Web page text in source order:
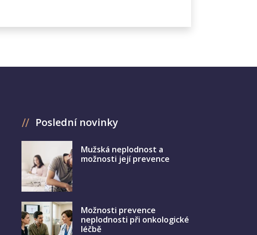
Poslední novinky
Mužská neplodnost a
možnosti její prevence
Možnosti prevence
neplodnosti při onkologické
léčbě